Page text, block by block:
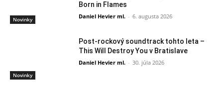
Novinky
Born in Flames
Daniel Hevier ml. - 6. augusta 2026
Novinky
Post-rockový soundtrack tohto leta –
This Will Destroy You v Bratislave
Daniel Hevier ml. - 30. júla 2026